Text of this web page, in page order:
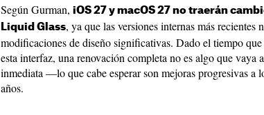
Según Gurman, iOS 27 y macOS 27 no traerán
Liquid Glass, ya que las versiones internas más recientes
modificaciones de diseño significativas. Dado el tiempo
esta interfaz, una renovación completa no es algo que vaya
inmediata —lo que cabe esperar son mejoras progresivas a
años.